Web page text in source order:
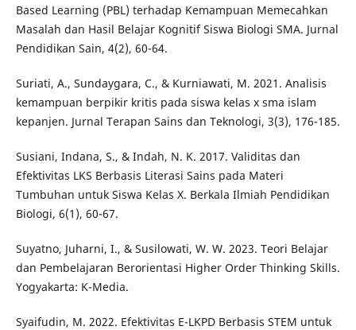
Based Learning (PBL) terhadap Kemampuan Memecahkan
Masalah dan Hasil Belajar Kognitif Siswa Biologi SMA. Jurnal
Pendidikan Sain, 4(2), 60-64.
Suriati, A., Sundaygara, C., & Kurniawati, M. 2021. Analisis
kemampuan berpikir kritis pada siswa kelas x sma islam
kepanjen. Jurnal Terapan Sains dan Teknologi, 3(3), 176-185.
Susiani, Indana, S., & Indah, N. K. 2017. Validitas dan
Efektivitas LKS Berbasis Literasi Sains pada Materi
Tumbuhan untuk Siswa Kelas X. Berkala Ilmiah Pendidikan
Biologi, 6(1), 60-67.
Suyatno, Juharni, I., & Susilowati, W. W. 2023. Teori Belajar
dan Pembelajaran Berorientasi Higher Order Thinking Skills.
Yogyakarta: K-Media.
Syaifudin, M. 2022. Efektivitas E-LKPD Berbasis STEM untuk